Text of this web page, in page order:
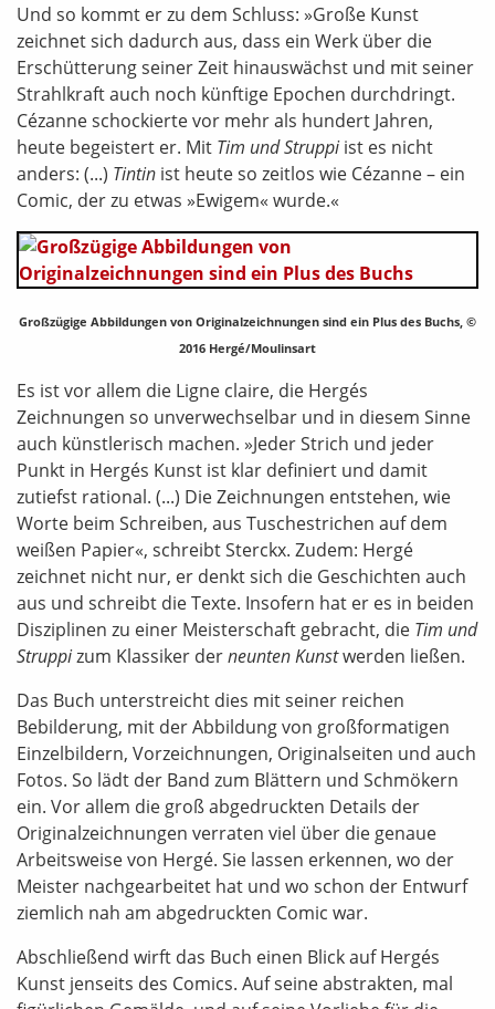
Und so kommt er zu dem Schluss: »Große Kunst
zeichnet sich dadurch aus, dass ein Werk über die
Erschütterung seiner Zeit hinauswächst und mit seiner
Strahlkraft auch noch künftige Epochen durchdringt.
Cézanne schockierte vor mehr als hundert Jahren,
heute begeistert er. Mit Tim und Struppiist es nicht
anders: (...) Tintin ist heute so zeitlos wie Cézanne – ein
Comic, der zu etwas »Ewigem« wurde.«
Großzügige Abbildungen von Originalzeichnungen sind ein Plus des Buchs, ©
2016 Hergé/Moulinsart
Es ist vor allem die Ligne claire, die Hergés
Zeichnungen so unverwechselbar und in diesem Sinne
auch künstlerisch machen. »Jeder Strich und jeder
Punkt in Hergés Kunst ist klar definiert und damit
zutiefst rational. (...) Die Zeichnungen entstehen, wie
Worte beim Schreiben, aus Tuschestrichen auf dem
weißen Papier«, schreibt Sterckx. Zudem: Hergé
zeichnet nicht nur, er denkt sich die Geschichten auch
aus und schreibt die Texte. Insofern hat er es in beiden
Disziplinen zu einer Meisterschaft gebracht, die Tim und
Struppizum Klassiker derneunten Kunstwerden ließen.
Das Buch unterstreicht dies mit seiner reichen
Bebilderung, mit der Abbildung von großformatigen
Einzelbildern, Vorzeichnungen, Originalseiten und auch
Fotos. So lädt der Band zum Blättern und Schmökern
ein. Vor allem die groß abgedruckten Details der
Originalzeichnungen verraten viel über die genaue
Arbeitsweise von Hergé. Sie lassen erkennen, wo der
Meister nachgearbeitet hat und wo schon der Entwurf
ziemlich nah am abgedruckten Comic war.
Abschließend wirft das Buch einen Blick auf Hergés
Kunst jenseits des Comics. Auf seine abstrakten, mal